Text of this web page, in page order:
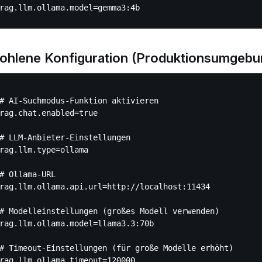
rag.llm.ollama.model=gemma3:4b
Konfiguration
AI-Suchmodus-Funktion aktivieren
LLM-Anbieter-Einstellungen
Ollama-URL
localhost:11434
Modelleinstellungen (großes Modell verwenden)
Timeout-Einstellungen (für große Modelle erhöht)